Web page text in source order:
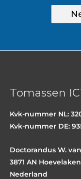
Tomassen
Kvk-nummer NL:
Kvk-nummer DE:
Doctorandus W.
3871 AN Hoevelaken
Nederland